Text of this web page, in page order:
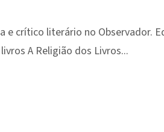
e crítico literário no Observador.
A Religião dos Livros...